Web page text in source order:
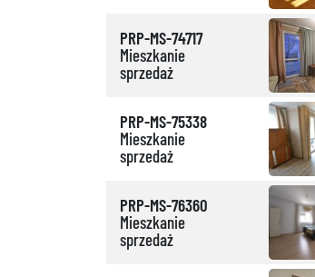
PRP-MS-74717
Mieszkanie
sprzedaż
PRP-MS-75338
Mieszkanie
sprzedaż
PRP-MS-76360
Mieszkanie
sprzedaż